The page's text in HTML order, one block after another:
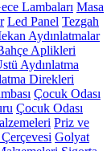
Lambaları Masa
Led Panel Tezgah
Aydınlatmalar
Aplikleri
Aydınlatma
Direkleri
Çocuk Odası
Çocuk Odası
Priz ve
Golyat